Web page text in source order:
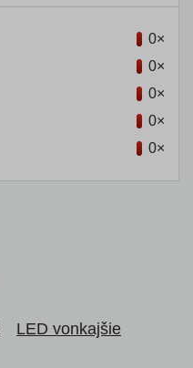
0×
0×
0×
0×
0×
LED vonkajšie